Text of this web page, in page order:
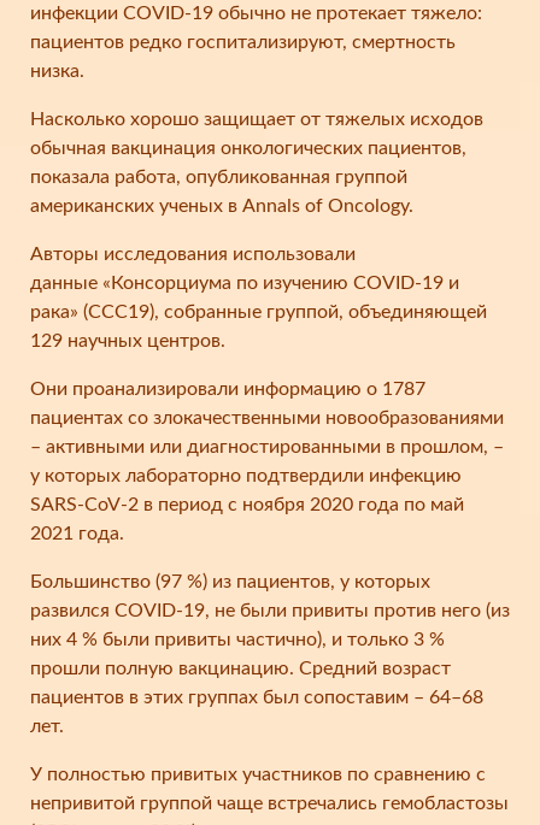
инфекции COVID-19 обычно не протекает тяжело:
пациентов редко госпитализируют, смертность
низка.
Насколько хорошо защищает от тяжелых исходов
обычная вакцинация онкологических пациентов,
показала работа, опубликованная группой
американских ученых в Annals of Oncology.
Авторы исследования использовали
данные «Консорциума по изучению COVID-19 и
рака» (ССС19), собранные группой, объединяющей
129 научных центров.
Они проанализировали информацию о 1787
пациентах со злокачественными новообразованиями
– активными или диагностированными в прошлом, –
у которых лабораторно подтвердили инфекцию
SARS-CoV-2 в период с ноября 2020 года по май
2021 года.
Большинство (97 %) из пациентов, у которых
развился COVID-19, не были привиты против него (из
них 4 % были привиты частично), и только 3 %
прошли полную вакцинацию. Средний возраст
пациентов в этих группах был сопоставим – 64–68
лет.
У полностью привитых участников по сравнению с
непривитой группой чаще встречались гемобластозы